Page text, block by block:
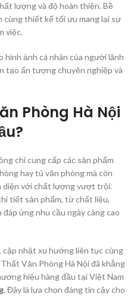
lượng và độ hoàn thiện. Bề
cùng thiết kế tối ưu mang lại sự
việc.
hình ảnh cá nhân của người lãnh
tạo ấn tượng chuyên nghiệp và
Phòng Hà Nội
chỉ cung cấp các sản phẩm
hay tủ văn phòng mà còn
diện với chất lượng vượt trội.
tiết sản phẩm, từ chất liệu,
ứng nhu cầu ngày càng cao
cập nhật xu hướng liên tục cùng
Văn Phòng Hà Nội đã khẳng
hiệu hàng đầu tại Việt Nam
. Đây là lựa chọn đáng tin cậy cho